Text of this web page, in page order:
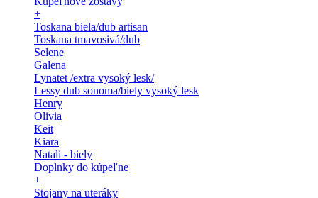
+
Toskana biela/dub artisan
Toskana tmavosivá/dub
Selene
Galena
Lynatet /extra vysoký lesk/
Lessy dub sonoma/biely vysoký lesk
Henry
Olivia
Keit
Kiara
Natali - biely
Doplnky do kúpeľne
+
Stojany na uteráky